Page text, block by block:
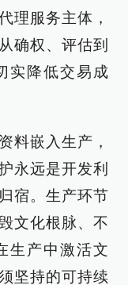
理服务主体，
确权、评估到
实降低交易成
料嵌入生产，
永远是开发利
宿。生产环节
文化根脉、不
生产中激活文
坚持的可持续